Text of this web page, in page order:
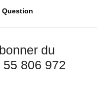
Question
du
806 972